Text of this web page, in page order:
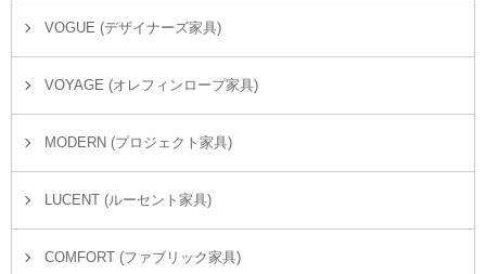
VOGUE (デザイナーズ家具)
VOYAGE (オレフィンロープ家具)
MODERN (プロジェクト家具)
LUCENT (ルーセント家具)
COMFORT (ファブリック家具)